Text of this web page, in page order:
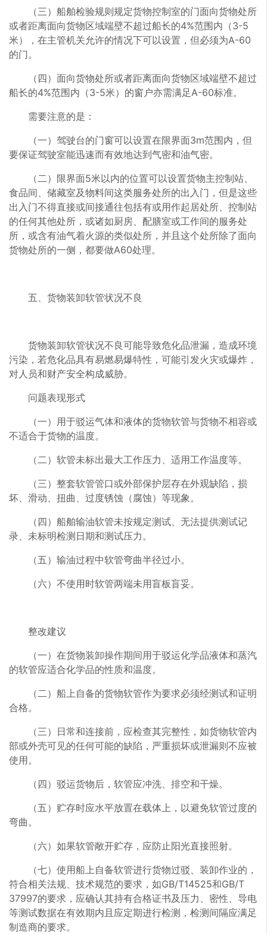
（三）船舶检验规则规定货物控制室的门面向货物处所
或者距离面向货物区域端壁不超过船长的4%范围内（3-5
米），在主管机关允许的情况下可以设置，但必须为A-60
的门。
（四）面向货物处所或者距离面向货物区域端壁不超过
船长的4%范围内（3-5米）的窗户亦需满足A-60标准。
需要注意的是：
（一）驾驶台的门窗可以设置在限界面3m范围内，但
要保证驾驶室能迅速而有效地达到气密和油气密。
（二）限界面5米以内的位置可以设置货物主控制站、
食品间、储藏室及物料间这类服务处所的出入门，但是这些
出入门不得直接或间接通往包括有或用作起居处所、控制站
的任何其他处所，或诸如厨房、配膳室或工作间的服务处
所，或含有油气着火源的类似处所，并且这个处所除了面向
货物处所的一侧，都要做A60处理。
五、货物装卸软管状况不良
货物装卸软管状况不良可能导致危化品泄漏，造成环境
污染，若危化品具有易燃易爆特性，可能引发火灾或爆炸，
对人员和财产安全构成威胁。
问题表现形式
（一）用于驳运气体和液体的货物软管与货物不相容或
不适合于货物的温度。
（二）软管未标出最大工作压力、适用工作温度等。
（三）整套软管管口或外部保护层存在外观缺陷，损
坏、滑动、扭曲、过度锈蚀（腐蚀）等现象。
（四）船舶输油软管未按规定测试、无法提供测试记
录、未标明检测日期和测试压力。
（五）输油过程中软管弯曲半径过小。
（六）不使用时软管两端未用盲板盲妥。
整改建议
（一）在货物装卸操作期间用于驳运化学品液体和蒸汽
的软管应适合化学品的性质和温度。
（二）船上自备的货物软管作为要求必须经测试和证明
合格。
（三）日常和连接前，应检查其完整性，如货物软管内
部或外壳可见的任何可能的缺陷，严重损坏或泄漏则不应被
使用。
（四）驳运货物后，软管应冲洗、排空和干燥。
（五）贮存时应水平放置在载体上，以避免软管过度的
弯曲。
（六）如果软管敞开贮存，应防止阳光直接照射。
（七）使用船上自备软管进行货物过驳、装卸作业的，
符合相关法规、技术规范的要求，如GB/T14525和GB/T
37997的要求，应确认其持有合格证书及压力、密性、导电
等测试数据在有效期内且应定期进行检测，检测间隔应满足
制造商的要求。